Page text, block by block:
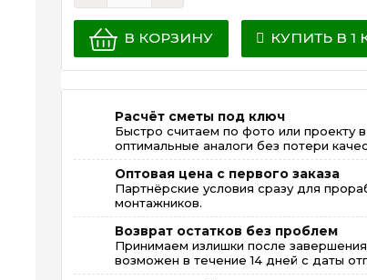
В КОРЗИНУ КУПИТЬ В 1
Расчёт сметы под ключ
Быстро считаем по фото или проекту
оптимальные аналоги без потери
Оптовая цена с первого заказа
Партнёрские условия сразу для
монтажников.
Возврат остатков без проблем
Принимаем излишки после
возможен в течение 14 дней с даты